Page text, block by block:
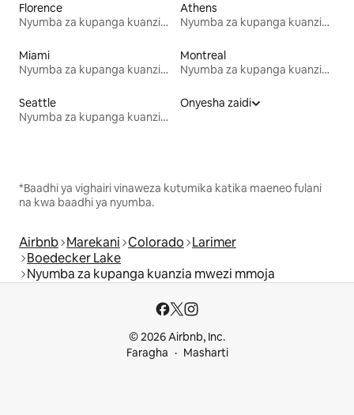
Florence
Nyumba za kupanga kuanzia mwezi mmoja
Athens
Nyumba za kupanga kuanzia mwezi mmoja
Miami
Nyumba za kupanga kuanzia mwezi mmoja
Montreal
Nyumba za kupanga kuanzia mwezi mmoja
Seattle
Nyumba za kupanga kuanzia mwezi mmoja
Onyesha zaidi
*Baadhi ya vighairi vinaweza kutumika katika maeneo fulani
na kwa baadhi ya nyumba.
Airbnb Marekani Colorado Larimer
Boedecker Lake
Nyumba za kupanga kuanzia mwezi mmoja
© 2026 Airbnb, Inc.
Faragha
Masharti